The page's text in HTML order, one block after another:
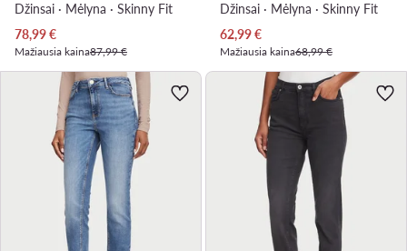
Džinsai · Mėlyna · Skinny Fit
Dabartinė kaina
78,99€
Mažiausia kaina87,99 €
Džinsai · Mėlyna · Skinny Fit
Dabartinė kaina
62,99€
Mažiausia kaina68,99 €